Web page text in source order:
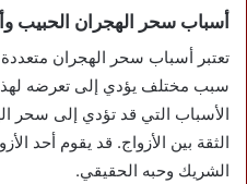
أسباب سحر الهجران الحبيب
تعتبر أسباب سحر الهجران
سبب مختلف يؤدي إلى تعرضه
الأسباب التي قد تؤدي إلى سحر
الثقة بين الأزواج. قد يقوم أحد
الشريك وحبه الحقيقي.